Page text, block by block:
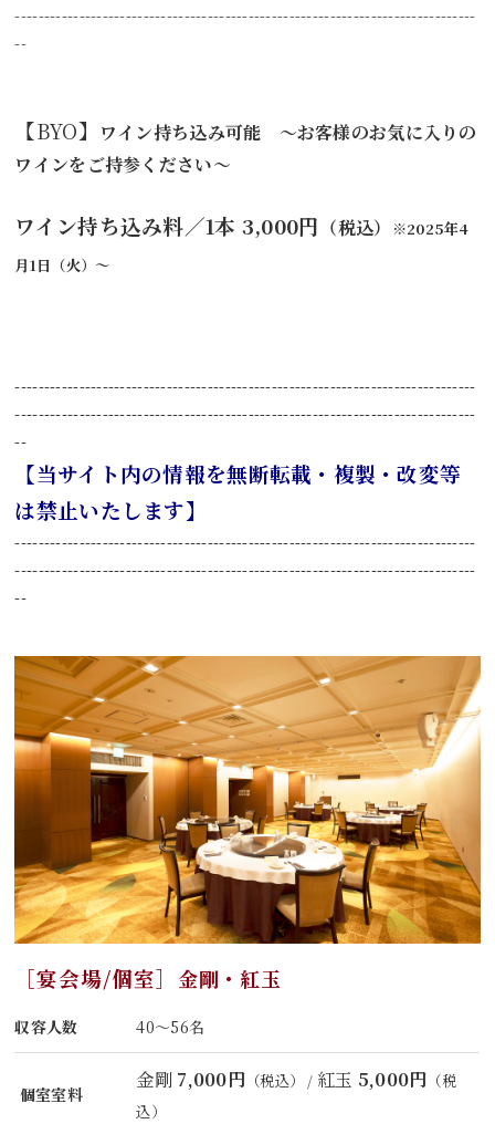
-------------------------------------------------------------------------------
--
【BYO】 ワイン持ち込み可能 ～お客様のお気に入りの
ワインをご持参ください～
ワイン持ち込み料／1本 3,000円 （税込）
※2025年4
月1日（火）～
-------------------------------------------------------------------------------
-------------------------------------------------------------------------------
--
【当サイト内の情報を無断転載・複製・改変等
は禁止いたします】
-------------------------------------------------------------------------------
-------------------------------------------------------------------------------
--
［宴会場/個室］ 金剛・紅玉
収容人数 40～56名
個室室料
金剛 7,000円（税込） / 紅玉 5,000円 （税
込）